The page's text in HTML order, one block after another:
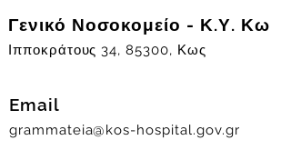
Γενικό Νοσοκομείο - Κ.Υ. Κω
Ιπποκράτους 34, 85300, Κως
Email
grammateia@kos-hospital.gov.gr